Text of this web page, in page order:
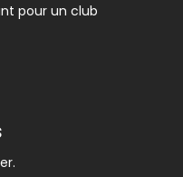
pour un club